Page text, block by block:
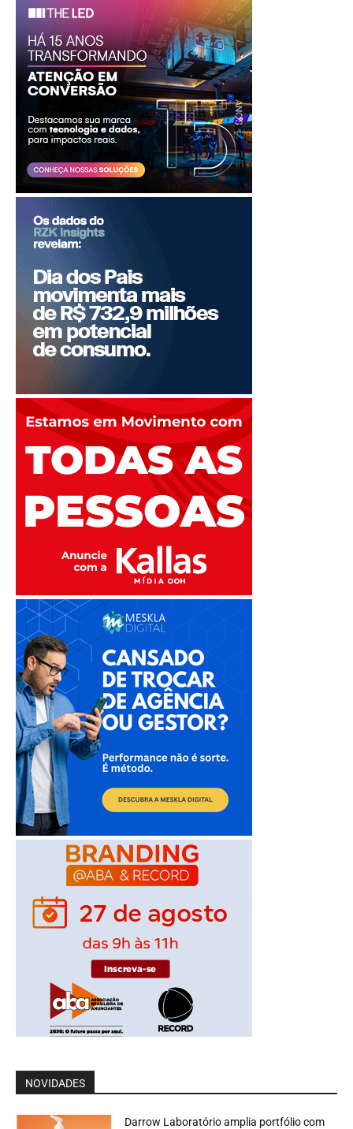
NOVIDADES
Darrow Laboratório amplia portfólio com